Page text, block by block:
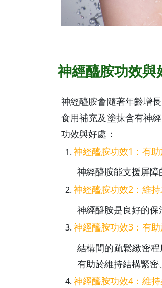
神經醯胺功效與
神經醯胺會隨著年齡增
食用補充及塗抹含有神
功效與好處：
神經醯胺功效1：有
神經醯胺能支援屏障
神經醯胺功效2：維
神經醯胺是良好的保
神經醯胺功效3：有
結構間的疏鬆緻密
有助於維持結構緊密
神經醯胺功效4：維